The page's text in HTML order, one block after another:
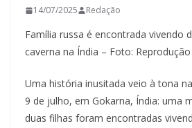
14/07/2025 Redação
Família russa é encontrada vivendo
caverna na Índia – Foto: Reprodução
Uma história inusitada veio à tona
9 de julho, em Gokarna, Índia: uma
duas filhas foram encontradas